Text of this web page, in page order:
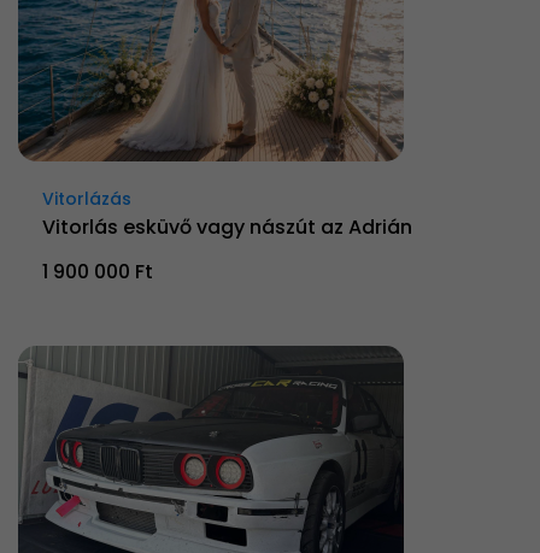
Vitorlázás
Vitorlás esküvő vagy nászút az Adrián
1 900 000 Ft